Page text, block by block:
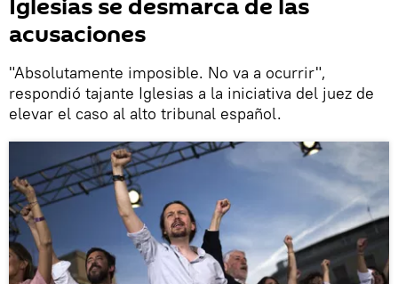
Iglesias se desmarca de las
acusaciones
"Absolutamente imposible. No va a ocurrir",
respondió tajante Iglesias a la iniciativa del juez de
elevar el caso al alto tribunal español.